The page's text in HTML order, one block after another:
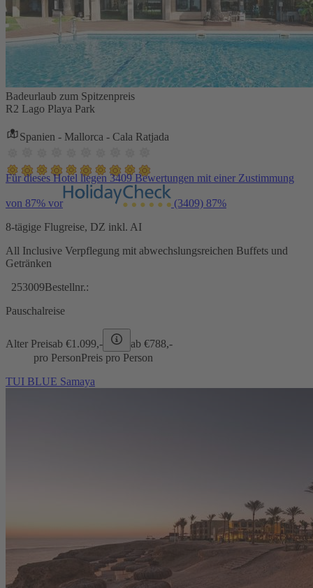
Badeurlaub zum Spitzenpreis
R2 Lago Playa Park
Spanien - Mallorca - Cala Ratjada
Für dieses Hotel liegen 3409 Bewertungen mit einer Zustimmung
von 87% vor (3409) 87%
8-tägige Flugreise, DZ inkl. AI
All Inclusive Verpflegung mit abwechslungsreichen Buffets und
Getränken
253009Bestellnr.:
Pauschalreise
Alter Preisab €1.099,- ab €788,-
pro PersonPreis pro Person
TUI BLUE Samaya